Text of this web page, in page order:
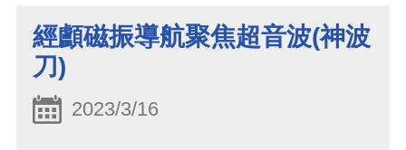
經顱磁振導航聚焦超音波(神波
刀)
2023/3/16